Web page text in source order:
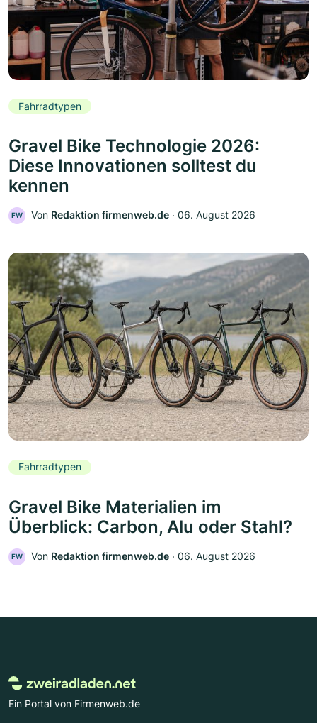
Fahrradtypen
Gravel Bike Technologie 2026:
Diese Innovationen solltest du
kennen
FW Von Redaktion firmenweb.de ‧ 06. August 2026
Fahrradtypen
Gravel Bike Materialien im
Überblick: Carbon, Alu oder Stahl?
FW Von Redaktion firmenweb.de ‧ 06. August 2026
Ein Portal von Firmenweb.de